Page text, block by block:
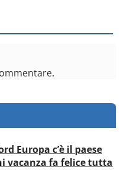
Europa c’è il paese
vacanza fa felice tutta